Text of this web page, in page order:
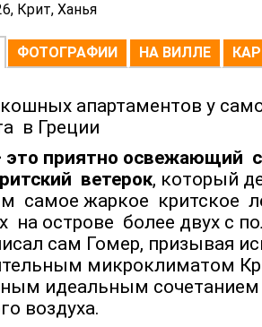
Крит, Ханья
ФОТОГРАФИИ НА ВИЛЛЕ
апартаментов у
в Греции
это приятно освежающий
ветерок, который
самое жаркое критское
на острове более двух с
сам Гомер, призывая
микроклиматом
идеальным
воздуха.